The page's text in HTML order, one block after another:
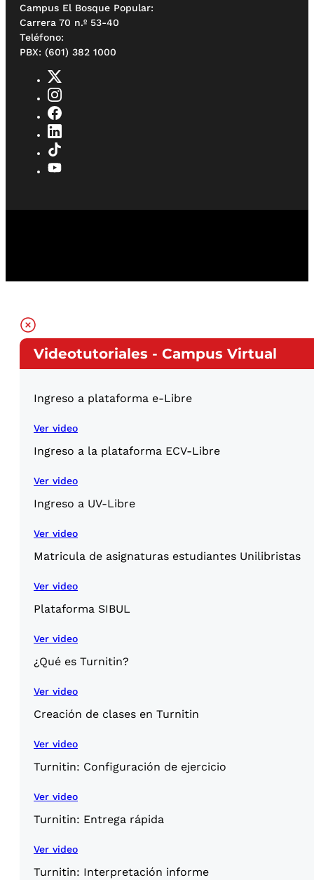
Campus El Bosque Popular:
Carrera 70 n.º 53-40
Teléfono:
PBX: (601) 382 1000
Videotutoriales - Campus Virtual
Ingreso a plataforma e-Libre
Ver video
Ingreso a la plataforma ECV-Libre
Ver video
Ingreso a UV-Libre
Ver video
Matricula de asignaturas estudiantes Unilibristas
Ver video
Plataforma SIBUL
Ver video
¿Qué es Turnitin?
Ver video
Creación de clases en Turnitin
Ver video
Turnitin: Configuración de ejercicio
Ver video
Turnitin: Entrega rápida
Ver video
Turnitin: Interpretación informe